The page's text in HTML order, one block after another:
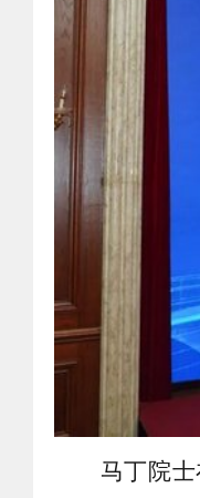
马丁院